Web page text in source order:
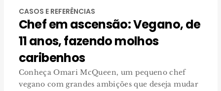
CASOS E REFERÊNCIAS
Chef em ascensão: Vegano, de
11 anos, fazendo molhos
caribenhos
Conheça Omari McQueen, um pequeno chef
vegano com grandes ambições que deseja mudar